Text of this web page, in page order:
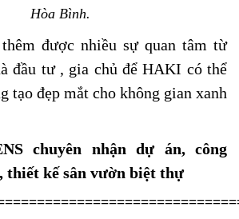
Hòa Bình.
được nhiều sự quan tâm từ
đầu tư , gia chủ để HAKI có thể
tạo đẹp mắt cho không gian xanh
chuyên nhận dự án, công
thiết kế sân vườn biệt thự